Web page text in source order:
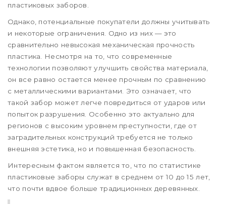
пластиковых заборов.
Однако, потенциальные покупатели должны учитывать
и некоторые ограничения. Одно из них — это
сравнительно невысокая механическая прочность
пластика. Несмотря на то, что современные
технологии позволяют улучшить свойства материала,
он все равно остается менее прочным по сравнению
с металлическими вариантами. Это означает, что
такой забор может легче повредиться от ударов или
попыток разрушения. Особенно это актуально для
регионов с высоким уровнем преступности, где от
заградительных конструкций требуется не только
внешняя эстетика, но и повышенная безопасность.
Интересным фактом является то, что по статистике
пластиковые заборы служат в среднем от 10 до 15 лет,
что почти вдвое больше традиционных деревянных.